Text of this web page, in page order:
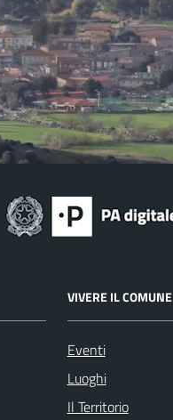
VIVERE IL COMUNE
Eventi
Luoghi
Il Territorio